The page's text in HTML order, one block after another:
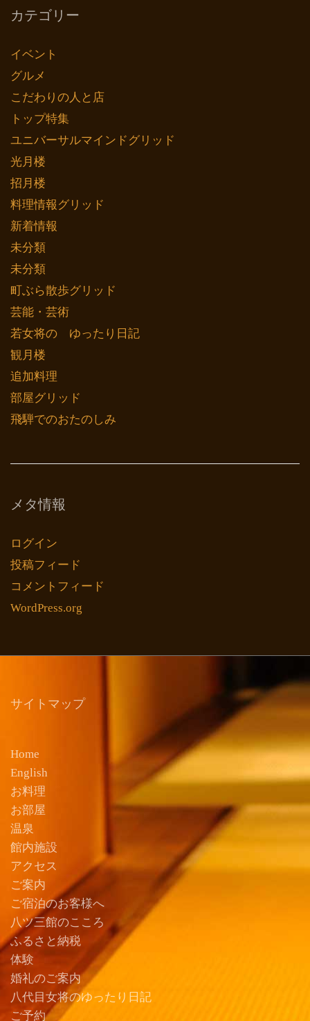
カテゴリー
イベント
グルメ
こだわりの人と店
トップ特集
ユニバーサルマインドグリッド
光月楼
招月楼
料理情報グリッド
新着情報
未分類
未分類
町ぶら散歩グリッド
芸能・芸術
若女将の ゆったり日記
観月楼
追加料理
部屋グリッド
飛騨でのおたのしみ
メタ情報
ログイン
投稿フィード
コメントフィード
WordPress.org
サイトマップ
Home
English
お料理
お部屋
温泉
館内施設
アクセス
ご案内
ご宿泊のお客様へ
八ツ三館のこころ
ふるさと納税
体験
婚礼のご案内
八代目女将のゆったり日記
ご予約